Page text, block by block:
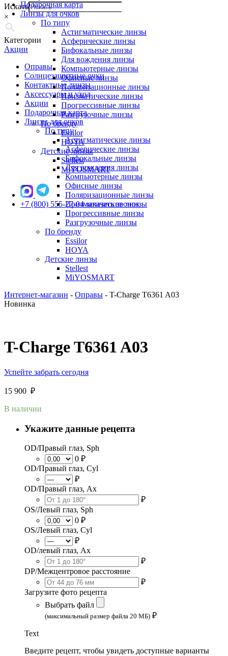
Искать
×
Категории
Акции
Оправы
Солнцезащитные очки
Контактные линзы
Аксессуары и уход
Акции
Подарочная карта
Линзы для очков
По типу
Астигматические линзы
Асферические линзы
Бифокальные линзы
Для вождения линзы
Компьютерные линзы
Офисные линзы
Поляризационные линзы
Призматические линзы
Прогрессивные линзы
Разгрузочные линзы
По бренду
Essilor
HOYA
Детские линзы
Stellest
MiYOSMART
Подарочная карта
Линзы для очков
По типу
Астигматические линзы
Асферические линзы
Бифокальные линзы
Для вождения линзы
Компьютерные линзы
Офисные линзы
Поляризационные линзы
Призматические линзы
Прогрессивные линзы
Разгрузочные линзы
По бренду
Essilor
HOYA
Детские линзы
Stellest
MiYOSMART
+7 (800) 555-27-04 заказать звонок
Интернет-магазин - Оправы - T-Charge T6361 A03
Новинка
T-Charge T6361 A03
Успейте забрать сегодня
15 900 ₽
В наличии
Укажите данные рецепта
OD/Правый глаз, Sph
0 ₽
OD/Правый глаз, Cyl
₽
OD/Правый глаз, Ax
₽
OS/Левый глаз, Sph
0 ₽
OS/Левый глаз, Cyl
₽
OD/левый глаз, Ax
₽
DP/Межцентровое расстояние
₽
Загрузите фото рецепта
Выбрать файл
(максимальный размер файла 20 МБ) ₽
Text
Введите рецепт, чтобы увидеть доступные варианты